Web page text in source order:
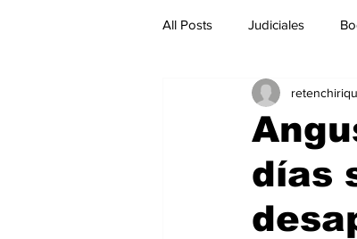
All Posts Judiciales
Internacionales
días